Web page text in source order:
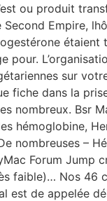
ou produit
Empire,
sur
dans la
nombreux. Bsr
hémoglobine,
nombreuses –
Forum Jump
faible)… Nos 46
est de appelée